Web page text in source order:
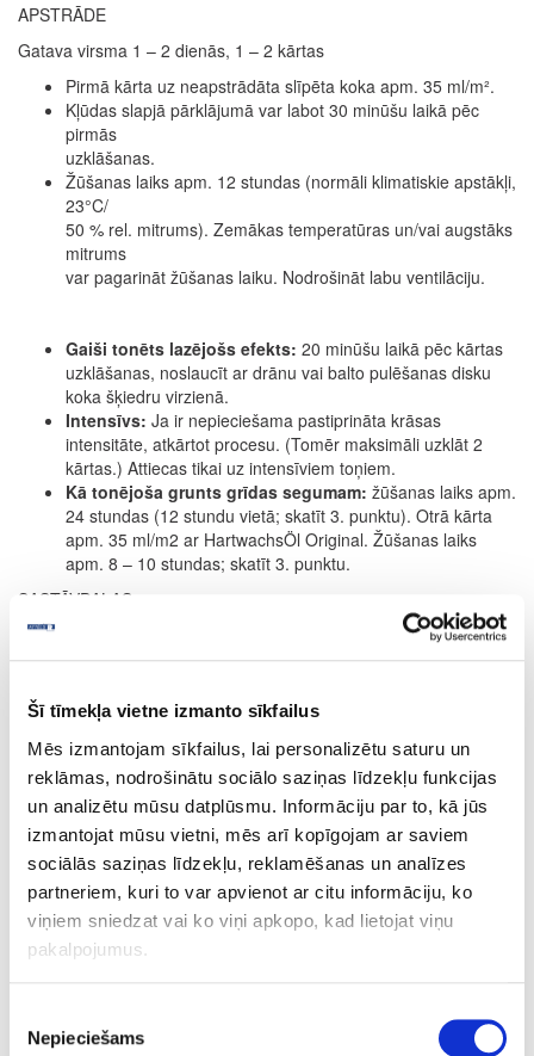
Šī tīmekļa vietne izmanto sīkfailus
Mēs izmantojam sīkfailus, lai personalizētu saturu un
reklāmas, nodrošinātu sociālo saziņas līdzekļu funkcijas
un analizētu mūsu datplūsmu. Informāciju par to, kā jūs
izmantojat mūsu vietni, mēs arī kopīgojam ar saviem
sociālās saziņas līdzekļu, reklamēšanas un analīzes
partneriem, kuri to var apvienot ar citu informāciju, ko
viņiem sniedzat vai ko viņi apkopo, kad lietojat viņu
pakalpojumus.
izvēle
Nepieciešams
APSTRĀDE
Gatava virsma 1 – 2 dienās, 1 – 2 kārtas
Pirmā kārta uz neapstrādāta slīpēta koka apm. 35 ml/m².
Kļūdas slapjā pārklājumā var labot 30 minūšu laikā pēc
pirmās
uzklāšanas.
Žūšanas laiks apm. 12 stundas (normāli klimatiskie apstākļi,
23°C/
50 % rel. mitrums). Zemākas temperatūras un/vai augstāks
mitrums
var pagarināt žūšanas laiku. Nodrošināt labu ventilāciju.
Gaiši tonēts lazējošs efekts: 20 minūšu laikā pēc kārtas
uzklāšanas, noslaucīt ar drānu vai balto pulēšanas disku
koka šķiedru virzienā.
Intensīvs: Ja ir nepieciešama pastiprināta krāsas
intensitāte, atkārtot procesu. (Tomēr maksimāli uzklāt 2
kārtas.) Attiecas tikai uz intensīviem toņiem.
Kā tonējoša grunts grīdas segumam: žūšanas laiks apm.
24 stundas (12 stundu vietā; skatīt 3. punktu). Otrā kārta
apm. 35 ml/m2 ar HartwachsÖl Original. Žūšanas laiks
apm. 8 – 10 stundas; skatīt 3. punktu.
SASTĀVDAĻAS
Uz dabīgo augu eļļu un vasku bāzes (saulespuķu eļļa, sojas eļļa,
saflora eļļa, linsēklu eļļa, karnauba vasks un kandelilla vasks)
balts pigments, sikatīvi (žūšanas piedevas) un ūdeni atgrūdošas
piedevas. Dearomatizēts vaitspirts (nesatur benzolu). Produkts
atbilst ES regulai (2004/42/EK) saskaņā ar GOS saturu maks. 400
g/l (Cat. A/e (2010)).
Precizēta sastāvdaļu deklarācija pieejama pēc pieprasījuma.
PATĒRIŅŠ
1 litrs nosedz apm. 24 m² ar vienu kārtu.
Produkta patēriņš ir ļoti atkarīgs no koksnes īpašībām. Visa
informācija attiecas uz gludām un ēvelētām/zāģētām virsmām.
iepakojumi.